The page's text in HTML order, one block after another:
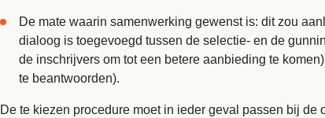
De mate waarin samenwerking gewenst is: dit zou
dialoog is toegevoegd tussen de selectie- en de
de inschrijvers om tot een betere aanbieding te
te beantwoorden).
De te kiezen procedure moet in ieder geval passen bij